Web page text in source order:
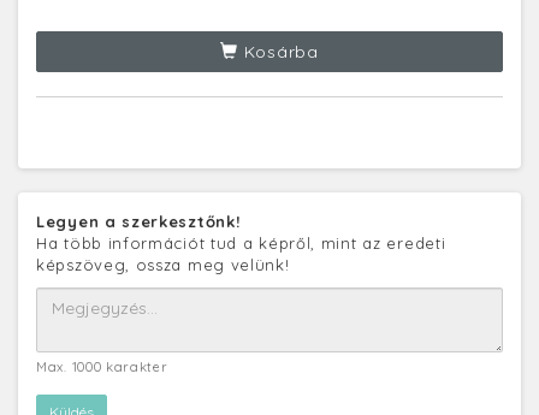
Kosárba
Legyen a szerkesztőnk!
Ha több információt tud a képről, mint az eredeti
képszöveg, ossza meg velünk!
Max. 1000 karakter